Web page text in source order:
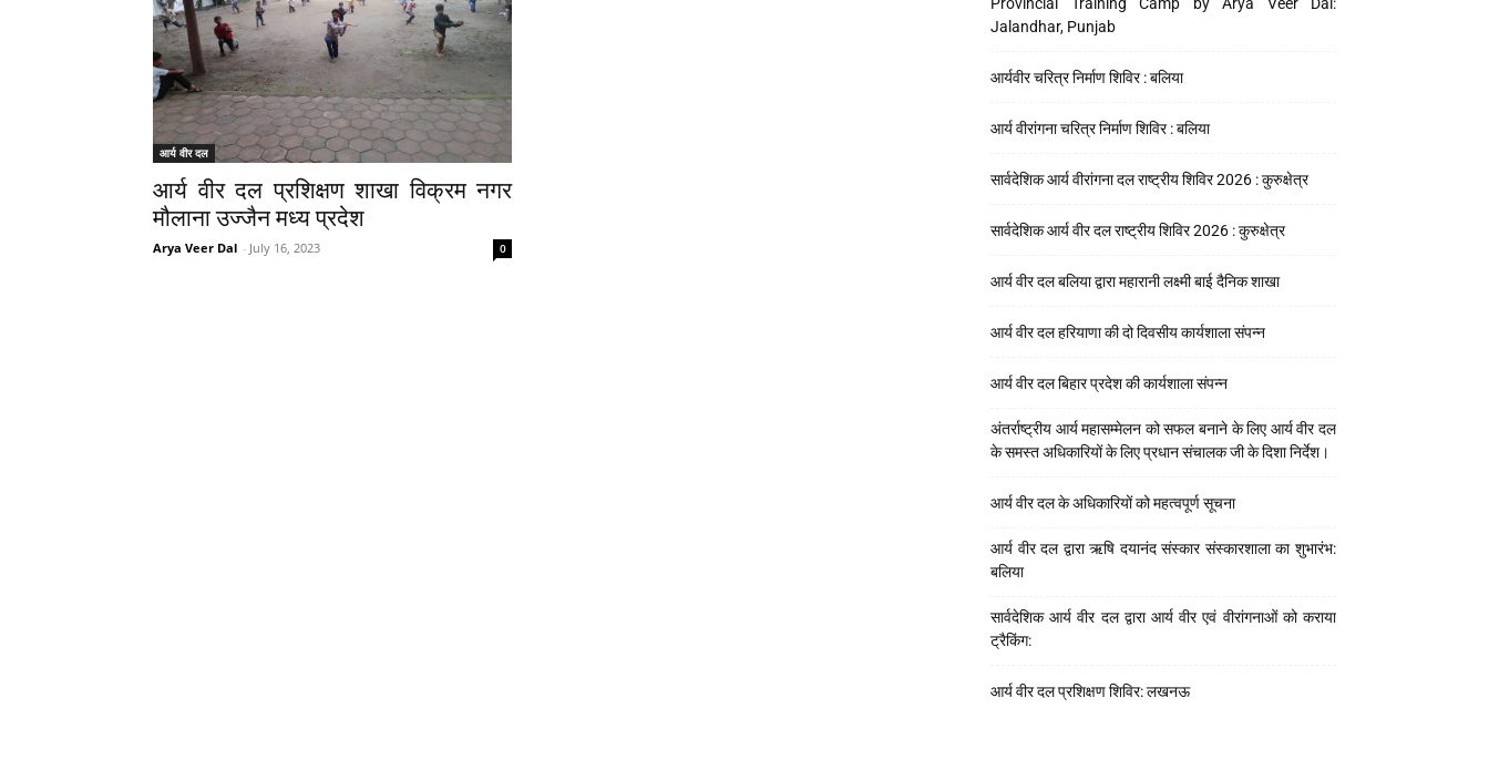
आर्य वीर दल
आर्य वीर दल प्रशिक्षण शाखा विक्रम नगर
मौलाना उज्जैन मध्य प्रदेश
Arya Veer Dal - July 16, 2023 0
Jalandhar, Punjab
आर्यवीर चरित्र निर्माण शिविर : बलिया
आर्य वीरांगना चरित्र निर्माण शिविर : बलिया
सार्वदेशिक आर्य वीरांगना दल राष्ट्रीय शिविर 2026 : कुरुक्षेत्र
सार्वदेशिक आर्य वीर दल राष्ट्रीय शिविर 2026 : कुरुक्षेत्र
आर्य वीर दल बलिया द्वारा महारानी लक्ष्मी बाई दैनिक शाखा
आर्य वीर दल हरियाणा की दो दिवसीय कार्यशाला संपन्न
आर्य वीर दल बिहार प्रदेश की कार्यशाला संपन्न
अंतर्राष्ट्रीय आर्य महासम्मेलन को सफल बनाने के लिए आर्य वीर दल
के समस्त अधिकारियों के लिए प्रधान संचालक जी के दिशा निर्देश।
आर्य वीर दल के अधिकारियों को महत्वपूर्ण सूचना
आर्य वीर दल द्वारा ऋषि दयानंद संस्कार संस्कारशाला का शुभारंभ:
बलिया
सार्वदेशिक आर्य वीर दल द्वारा आर्य वीर एवं वीरांगनाओं को कराया
ट्रैकिंग:
आर्य वीर दल प्रशिक्षण शिविर: लखनऊ